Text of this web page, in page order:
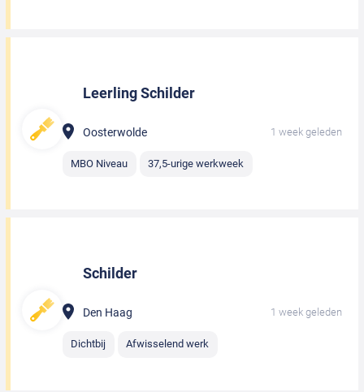
Leerling Schilder
Oosterwolde 1 week geleden
MBO Niveau 37,5-urige werkweek
Schilder
Den Haag 1 week geleden
Dichtbij Afwisselend werk